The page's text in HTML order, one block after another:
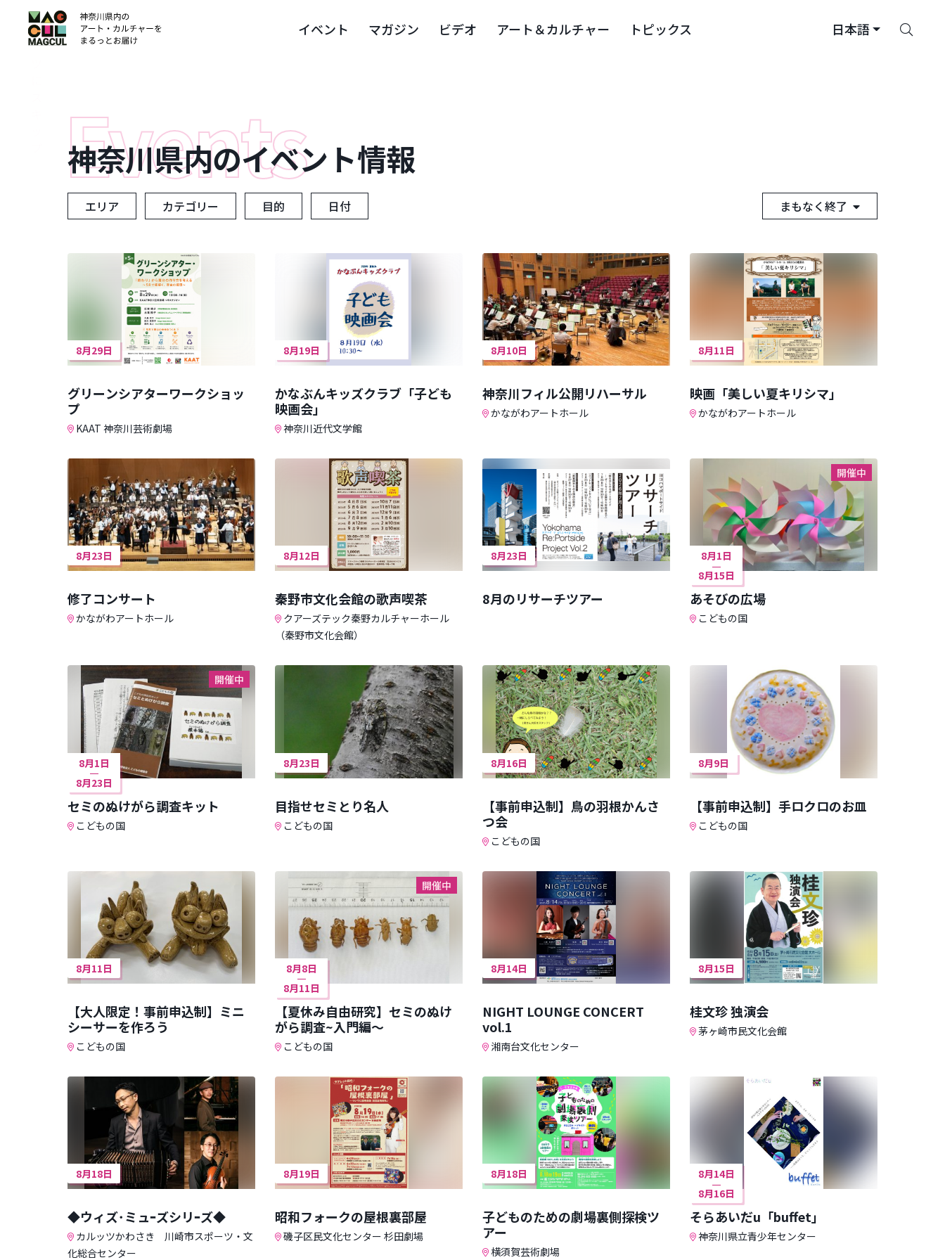
イベント マガジン ビデオ アート＆カルチャー トピックス 日本語
が
ン
テ
ン
神奈川県内のイベント情報
エリア カテゴリー 目的 日付 まもなく終了
8月29日
グリーンシアターワークショッ
プ
KAAT 神奈川芸術劇場
8月19日
かなぶんキッズクラブ「子ども
映画会」
神奈川近代文学館
8月10日
神奈川フィル公開リハーサル
かながわアートホール
8月11日
映画「美しい夏キリシマ」
かながわアートホール
8月23日
修了コンサート
かながわアートホール
8月12日
秦野市文化会館の歌声喫茶
クアーズテック秦野カルチャーホール
（秦野市文化会館）
8月23日
8月のリサーチツアー
開催中
8月1日
8月15日
あそびの広場
こどもの国
開催中
8月1日
8月23日
セミのぬけがら調査キット
こどもの国
8月23日
目指せセミとり名人
こどもの国
8月16日
【事前申込制】鳥の羽根かんさ
つ会
こどもの国
8月9日
【事前申込制】手ロクロのお皿
こどもの国
8月11日
【大人限定！事前申込制】ミニ
シーサーを作ろう
こどもの国
開催中
8月8日
8月11日
【夏休み自由研究】セミのぬけ
がら調査~入門編～
こどもの国
8月14日
NIGHT LOUNGE CONCERT
vol.1
湘南台文化センター
8月15日
桂文珍 独演会
茅ヶ崎市民文化会館
8月18日
◆ウィズ･ミュｰズシリｰズ◆
カルッツかわさき 川崎市スポーツ・文
化総合センター
8月19日
昭和フォークの屋根裏部屋
磯子区民文化センター 杉田劇場
8月18日
子どものための劇場裏側探検ツ
アー
横須賀芸術劇場
8月14日
8月16日
そらあいだu「buffet」
神奈川県立青少年センター